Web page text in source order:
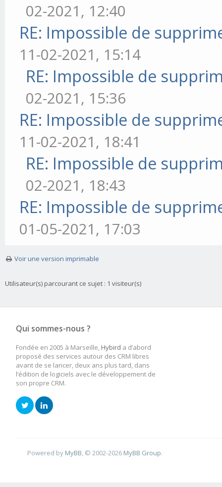
02-2021, 12:40
RE: Impossible de
11-02-2021, 15:14
RE: Impossible de
02-2021, 15:36
RE: Impossible de
11-02-2021, 18:41
RE: Impossible de
02-2021, 18:43
RE: Impossible de
01-05-2021, 17:03
Voir une version imprimable
Utilisateur(s) parcourant ce sujet : 1 visiteur(s)
Qui sommes-nous ?
Fondée en 2005 à Marseille, Hybird a d’abord
proposé des services autour des CRM libres
avant de se lancer, deux ans plus tard, dans
l’édition de logiciels avec le développement de
son propre CRM.
Powered by MyBB , © 2002-2026 MyBB Group.